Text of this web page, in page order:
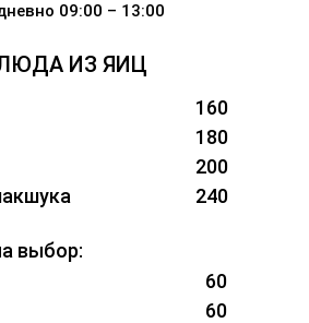
ИЗ ЯИЦ
09:00 – 13:00
60
60
160
180
200
240
выбор: